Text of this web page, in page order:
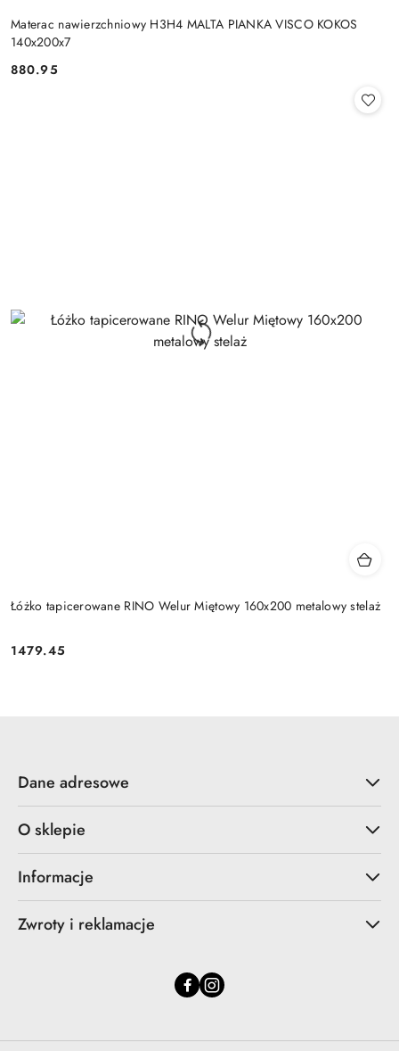
Materac nawierzchniowy H3H4 MALTA PIANKA VISCO KOKOS
140x200x7
Cena:
880.95
Łóżko tapicerowane RINO Welur Miętowy 160x200 metalowy stelaż
Cena:
1479.45
Dane adresowe
O sklepie
Informacje
Zwroty i reklamacje